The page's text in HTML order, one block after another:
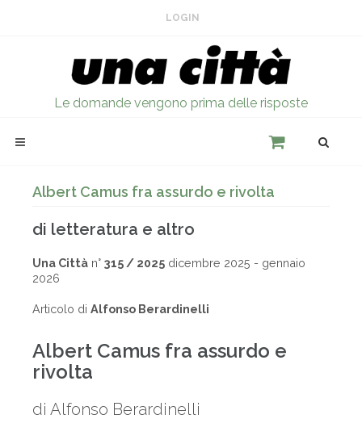
LOGIN
Le domande vengono prima delle risposte
Albert Camus fra assurdo e rivolta
di letteratura e altro
Una Città n° 315 / 2025 dicembre 2025 - gennaio
2026
Articolo di Alfonso Berardinelli
Albert Camus fra assurdo e
rivolta
di Alfonso Berardinelli